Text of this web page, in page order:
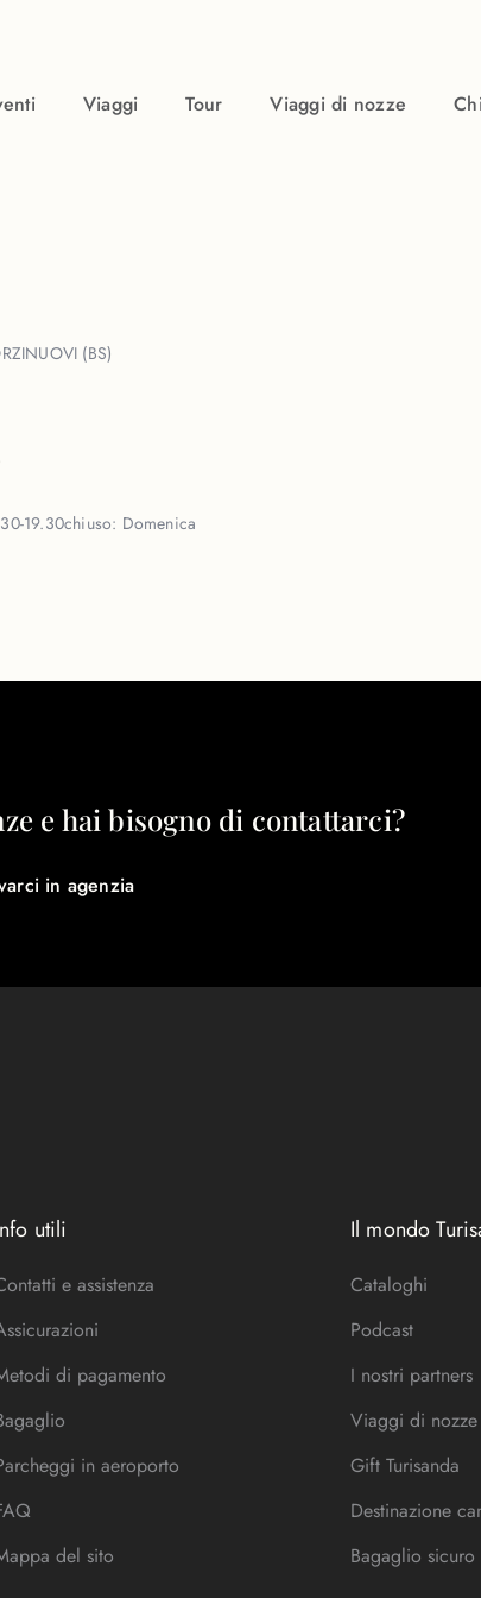
Viaggi Tour Viaggi di nozze
(BS)
19.30chiuso: Domenica
e hai bisogno di contattarci?
in agenzia
utili
e assistenza
di pagamento
in aeroporto
del sito
Il mondo
Cataloghi
Podcast
I nostri partners
Viaggi di nozze
Gift Turisanda
Destinazione
Bagaglio sicuro